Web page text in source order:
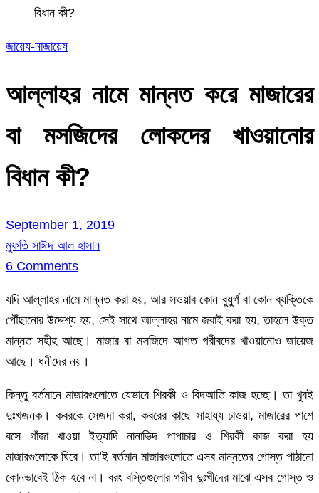
বিধান কী?
জায়েয-নাজায়েয
আল্লাহর নামে মান্নত করে মাজারের
বা মসজিদের লোকদের খাওয়ানোর
বিধান কী?
September 1, 2019
মুফতি সাঈদ আল হাসান
6 Comments
যদি আল্লাহর নামে মান্নত করা হয়, আর সওয়াব কোন বুযুর্গ বা কোন ব্যক্তিকে
পৌঁছানোর উদ্দেশ্য হয়, সেই সাথে আল্লাহর নামে জবাই করা হয়, তাহলে উক্ত
মান্নত সহীহ আছে। মাজার বা মসজিদে আগত গরীবদের খাওয়ানোও জায়েজ
আছে। ধনীদের নয়।
কিন্তু বর্তমানে মাজারগুলোতে যেভাবে শিরকী ও বিদআতি কাজ হচ্ছে। তা খুবই
দুঃখজনক। কবরকে সেজদা করা, কবরের কাছে সাহায্য চাওয়া, মাজারের পাশে
বসে গাঁজা খাওয়া ইত্যাদি নানাভিদ পাপাচার ও শিরকী কাজ করা হয়
মাজারগুলোকে ঘিরে। তা’ই বর্তমান মাজারগুলোতে এসব মান্নতের গোস্ত পাঠানো
কোনভাবেই ঠিক হবে না। বরং বস্তিগুলোর গরীব দুঃখীদের মাঝে এসব গোস্ত ও